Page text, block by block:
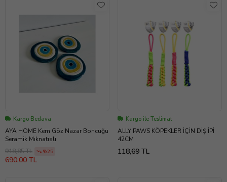
Kargo Bedava
AYA HOME Kem Göz Nazar Boncuğu
Seramik Mıknatıslı
918,85 TL
%25
690,00 TL
Kargo ile Teslimat
ALLY PAWS KÖPEKLER İÇİN DİŞ İPİ
42CM
118,69 TL